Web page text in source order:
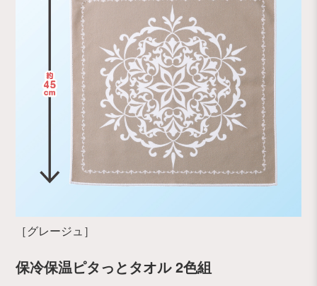
［グレージュ］
保冷保温ピタっとタオル 2色組